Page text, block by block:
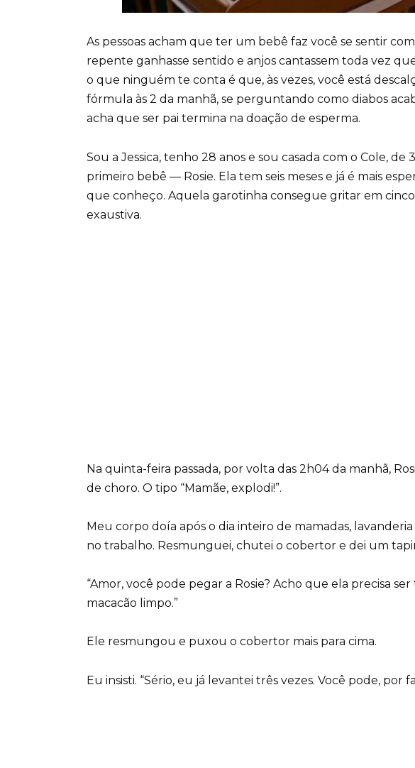
As pessoas acham que ter um bebê faz você se sentir
repente ganhasse sentido e anjos cantassem toda vez
o que ninguém te conta é que, às vezes, você está
fórmula às 2 da manhã, se perguntando como diabos
acha que ser pai termina na doação de esperma.
Sou a Jessica, tenho 28 anos e sou casada com o Cole, de
primeiro bebê — Rosie. Ela tem seis meses e já é mais
que conheço. Aquela garotinha consegue gritar em
exaustiva.
Na quinta-feira passada, por volta das 2h04 da manhã,
de choro. O tipo “Mamãe, explodi!”.
Meu corpo doía após o dia inteiro de mamadas,
no trabalho. Resmunguei, chutei o cobertor e dei um
“Amor, você pode pegar a Rosie? Acho que ela precisa
macacão limpo.”
Ele resmungou e puxou o cobertor mais para cima.
Eu insisti. “Sério, eu já levantei três vezes. Você pode, por